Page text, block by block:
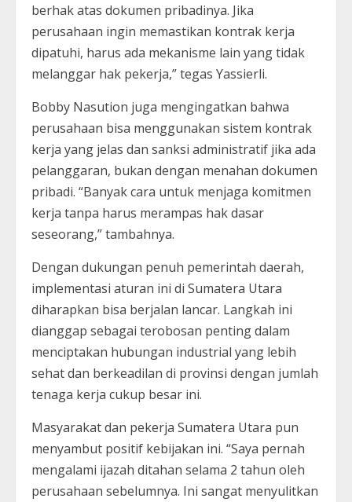
berhak atas dokumen pribadinya. Jika
perusahaan ingin memastikan kontrak kerja
dipatuhi, harus ada mekanisme lain yang tidak
melanggar hak pekerja,” tegas Yassierli.
Bobby Nasution juga mengingatkan bahwa
perusahaan bisa menggunakan sistem kontrak
kerja yang jelas dan sanksi administratif jika ada
pelanggaran, bukan dengan menahan dokumen
pribadi. “Banyak cara untuk menjaga komitmen
kerja tanpa harus merampas hak dasar
seseorang,” tambahnya.
Dengan dukungan penuh pemerintah daerah,
implementasi aturan ini di Sumatera Utara
diharapkan bisa berjalan lancar. Langkah ini
dianggap sebagai terobosan penting dalam
menciptakan hubungan industrial yang lebih
sehat dan berkeadilan di provinsi dengan jumlah
tenaga kerja cukup besar ini.
Masyarakat dan pekerja Sumatera Utara pun
menyambut positif kebijakan ini. “Saya pernah
mengalami ijazah ditahan selama 2 tahun oleh
perusahaan sebelumnya. Ini sangat menyulitkan